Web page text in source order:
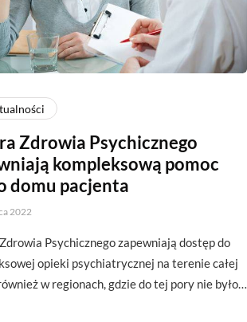
Zdrowia Psychicznego
kompleksową pomoc
domu pacjenta
2022
Psychicznego zapewniają dostęp do
opieki psychiatrycznej na terenie całej
w regionach, gdzie do tej pory nie było…